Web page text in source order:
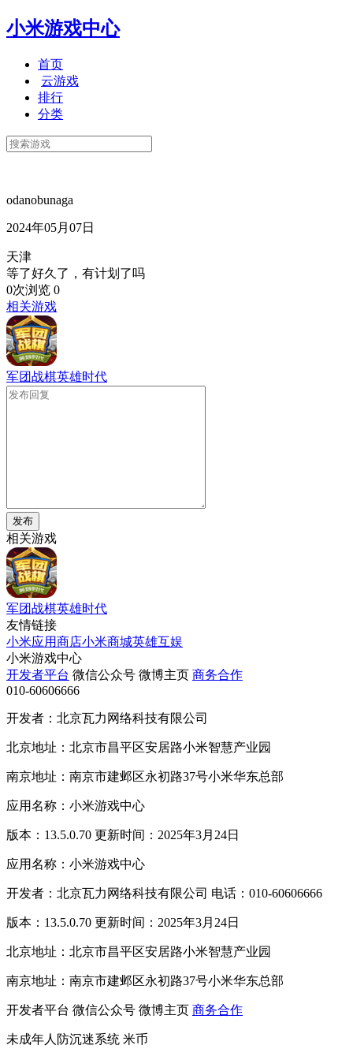
小米游戏中心
首页
云游戏
排行
分类
odanobunaga
2024年05月07日
天津
等了好久了，有计划了吗
0次浏览 0
相关游戏
军团战棋英雄时代
发布
相关游戏
军团战棋英雄时代
友情链接
小米应用商店小米商城英雄互娱
小米游戏中心
开发者平台 微信公众号 微博主页 商务合作
010-60606666
开发者：北京瓦力网络科技有限公司
北京地址：北京市昌平区安居路小米智慧产业园
南京地址：南京市建邺区永初路37号小米华东总部
应用名称：小米游戏中心
版本：13.5.0.70 更新时间：2025年3月24日
应用名称：小米游戏中心
开发者：北京瓦力网络科技有限公司 电话：010-60606666
版本：13.5.0.70 更新时间：2025年3月24日
北京地址：北京市昌平区安居路小米智慧产业园
南京地址：南京市建邺区永初路37号小米华东总部
开发者平台 微信公众号 微博主页 商务合作
未成年人防沉迷系统 米币